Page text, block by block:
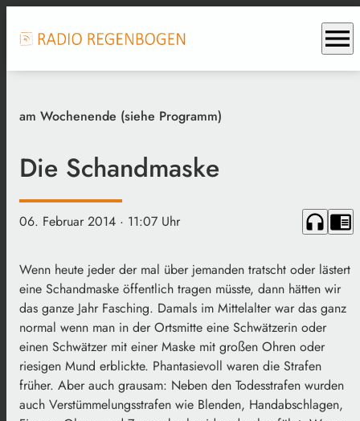
menu
am Wochenende (siehe Programm)
Die Schandmaske
06. Februar 2014 · 11:07 Uhr headphones chrome_reader_mode
Wenn heute jeder der mal über jemanden tratscht oder lästert
eine Schandmaske öffentlich tragen müsste, dann hätten wir
das ganze Jahr Fasching. Damals im Mittelalter war das ganz
normal wenn man in der Ortsmitte eine Schwätzerin oder
einen Schwätzer mit einer Maske mit großen Ohren oder
riesigen Mund erblickte. Phantasievoll waren die Strafen
früher. Aber auch grausam: Neben den Todesstrafen wurden
auch Verstümmelungsstrafen wie Blenden, Handabschlagen,